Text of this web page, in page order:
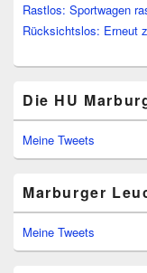
Rastlos: Sportwagen
Rücksichtslos: Erneut
Die HU
Meine Tweets
Marburger
Meine Tweets